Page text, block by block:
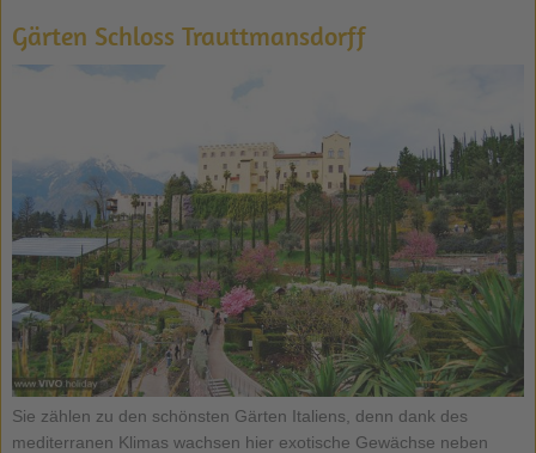
Gärten Schloss Trauttmansdorff
Sie zählen zu den schönsten Gärten Italiens, denn dank des
mediterranen Klimas wachsen hier exotische Gewächse neben